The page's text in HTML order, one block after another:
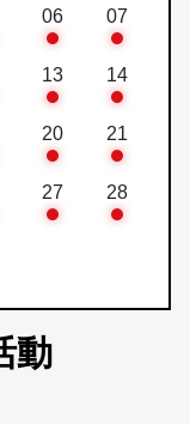
06 07
13 14
20 21
27 28
動